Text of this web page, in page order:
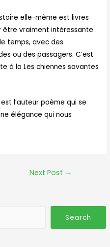
elle-même est livres
vraiment intéressante.
temps, avec des
ou des passagers. C’est
à la Les chiennes savantes
l’auteur poème qui se
élégance qui nous
Next Post →
Search